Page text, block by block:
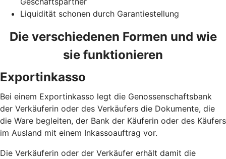
Liquidität schonen durch Garantiestellung
Die verschiedenen Formen und wie
sie funktionieren
Exportinkasso
Bei einem Exportinkasso legt die Genossenschaftsbank
der Verkäuferin oder des Verkäufers die Dokumente, die
die Ware begleiten, der Bank der Käuferin oder des Käufers
im Ausland mit einem Inkassoauftrag vor.
Die Verkäuferin oder der Verkäufer erhält damit die